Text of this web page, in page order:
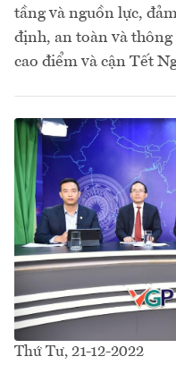
tầng và nguồn lực,
định, an toàn và thông
cao điểm và cận Tết
Thứ Tư, 21-12-2022